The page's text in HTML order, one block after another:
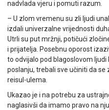
nadvlada vjeru i pomuti razum.
– U zlom vremenu su zli ljudi
izdali univerzalne vrijednosti
Utrli su put mržnji, potičući
i prijatelja. Posebnu oporost
to odvijalo pod blagoslovom ljudi
poslanju, trebali sve učiniti da se
reisul-ulema.
Ukazao je i na potrebu za
naglasivši da imamo pravo na